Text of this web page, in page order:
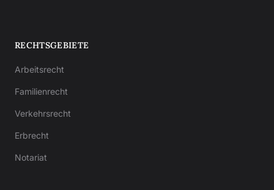
RECHTSGEBIETE
Arbeitsrecht
Familienrecht
Verkehrsrecht
Erbrecht
Notariat